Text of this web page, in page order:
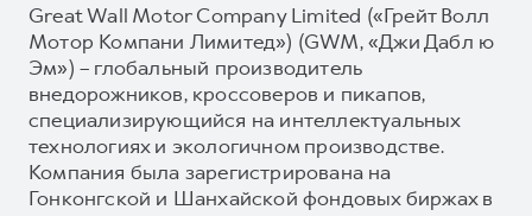
Great Wall Motor Company Limited («Грейт Волл
Мотор Компани Лимитед») (GWM, «Джи Дабл ю
Эм») – глобальный производитель
внедорожников, кроссоверов и пикапов,
специализирующийся на интеллектуальных
технологиях и экологичном производстве.
Компания была зарегистрирована на
Гонконгской и Шанхайской фондовых биржах в